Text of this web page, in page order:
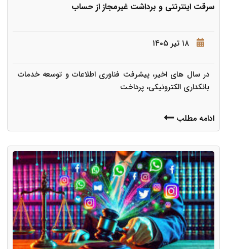
سرقت اینترنتی و برداشت غیرمجاز از حساب
۱۸ تیر ۱۴۰۵
در سال های اخیر، پیشرفت فناوری اطلاعات و توسعه خدمات
بانکداری الکترونیکی، پرداخت
ادامه مطلب